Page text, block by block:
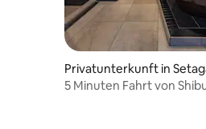
Privatunterkunft in
City, Japan
5 Minuten Fahrt von